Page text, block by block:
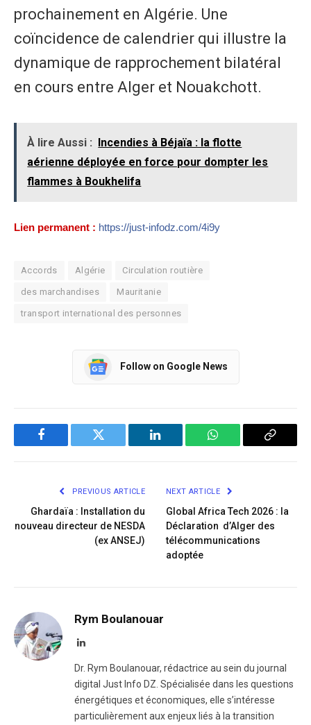
prochainement en Algérie. Une
coïncidence de calendrier qui illustre la
dynamique de rapprochement bilatéral
en cours entre Alger et Nouakchott.
À lire Aussi : Incendies à Béjaïa : la flotte
aérienne déployée en force pour dompter les
flammes à Boukhelifa
Lien permanent : https://just-infodz.com/4i9y
Accords Algérie Circulation routière
des marchandises Mauritanie
transport international des personnes
Follow on Google News
Facebook Twitter LinkedIn WhatsApp Copy
PREVIOUS ARTICLE
Ghardaïa : Installation du
nouveau directeur de NESDA
(ex ANSEJ)
NEXT ARTICLE
Global Africa Tech 2026 : la
Déclaration d’Alger des
télécommunications
adoptée
Rym Boulanouar
LinkedIn
Dr. Rym Boulanouar, rédactrice au sein du journal
digital Just Info DZ. Spécialisée dans les questions
énergétiques et économiques, elle s’intéresse
particulièrement aux enjeux liés à la transition